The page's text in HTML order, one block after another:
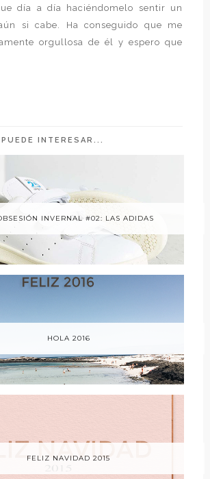
día a día haciéndomelo sentir un
si cabe. Ha conseguido que me
orgullosa de él y espero que
INTERESAR...
INVERNAL #02: LAS ADIDAS
HOLA 2016
FELIZ NAVIDAD 2015